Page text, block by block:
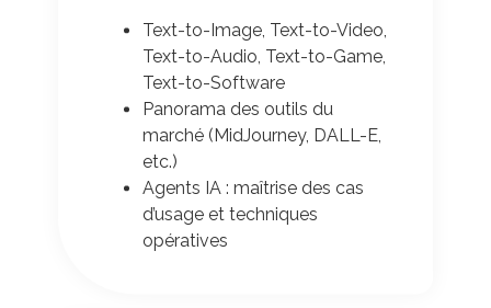
Text-to-Image, Text-to-Video,
Text-to-Audio, Text-to-Game,
Text-to-Software
Panorama des outils du
marché (MidJourney, DALL-E,
etc.)
Agents IA : maîtrise des cas
d’usage et techniques
opératives